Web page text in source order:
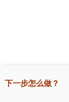
下一步怎么做？